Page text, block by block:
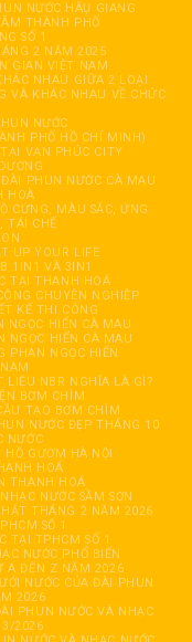
NƯỚC HÂỤ GIANG
THÀNH PHỐ
SỐ 1
2 NĂM 2025
GIAN VIỆT NAM
NHAU GIỮA 2 LOẠI
VÀ KHÁC NHAU VỀ CHỨC
NƯỚC
PHỐ HỒ CHÍ MINH)
VẠN PHÚC CITY
ĐÀI PHUN NƯỚC CÀ MAU
HOÀ
CỨNG, MÀU SẮC, ỨNG
TÁI CHẾ
UP YOUR LIFE
1IN1 VÀ 3IN1
TẠI THANH HOÁ
CHUYÊN NGHIỆP
KẾ THI CÔNG
NGỌC HIỂN CÀ MAU
NGỌC HIỂN CÀ MAU
PHAN NGỌC HIỂN
LIỆU NBR NGHĨA LÀ GÌ?
BƠM CHÌM
TẠO BƠM CHÌM
NƯỚC ĐẸP THÁNG 10
NƯỚC
GƯƠM HÀ NỘI
HOÁ
THANH HOÁ
NHẠC NƯỚC SẦM SƠN
THÁNG 2 NĂM 2026
SỐ 1
TẠI TPHCM SỐ 1
NƯỚC PHỔ BIẾN
A ĐẾN Z NĂM 2026
NƯỚC CỦA ĐÀI PHUN
2026
PHUN NƯỚC VÀ NHẠC
3/2026